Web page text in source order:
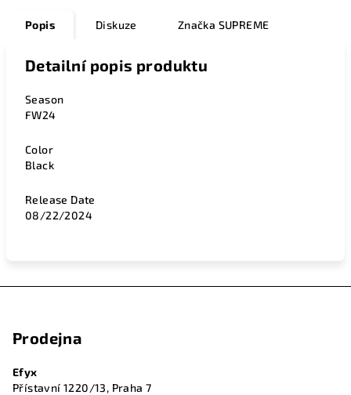
Popis Diskuze Značka SUPREME
Detailní popis produktu
Season
FW24
Color
Black
Release Date
08/22/2024
Prodejna
Efyx
Přístavní 1220/13, Praha 7